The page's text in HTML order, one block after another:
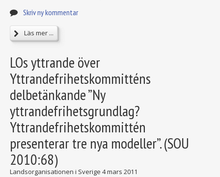
Skriv ny kommentar
Läs mer ...
LOs yttrande över
Yttrandefrihetskommitténs
delbetänkande ”Ny
yttrandefrihetsgrundlag?
Yttrandefrihetskommittén
presenterar tre nya modeller”. (SOU
2010:68)
Landsorganisationen i Sverige 4 mars 2011